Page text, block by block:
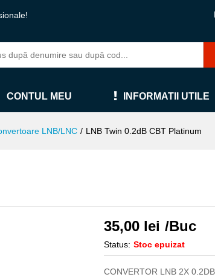
CONTUL MEU INFORMATII UTILE
LNB/LNC / LNB Twin 0.2dB CBT Platinum
35,00 lei /Buc
Status: Stoc epuizat
CONVERTOR LNB 2X